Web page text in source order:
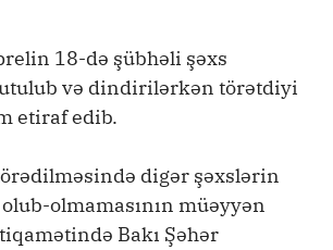
18-də şübhəli şəxs
və dindirilərkən törətdiyi
etiraf edib.
digər şəxslərin
olmamasının müəyyən
Bakı Şəhər